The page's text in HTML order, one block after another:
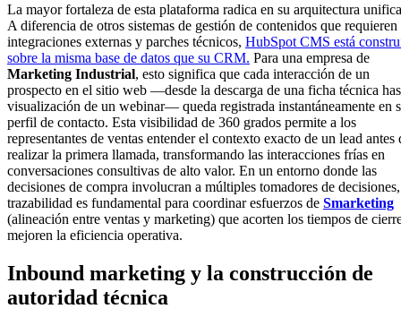
La mayor fortaleza de esta plataforma radica en su arquitectura
A diferencia de otros sistemas de gestión de contenidos que requieren
integraciones externas y parches técnicos, HubSpot CMS está
sobre la misma base de datos que su CRM. Para una empresa de
Marketing Industrial, esto significa que cada interacción de un
prospecto en el sitio web —desde la descarga de una ficha técnica
visualización de un webinar— queda registrada instantáneamente en
perfil de contacto. Esta visibilidad de 360 grados permite a los
representantes de ventas entender el contexto exacto de un lead antes
realizar la primera llamada, transformando las interacciones frías en
conversaciones consultivas de alto valor. En un entorno donde las
decisiones de compra involucran a múltiples tomadores de decisiones,
trazabilidad es fundamental para coordinar esfuerzos de Smarketing
(alineación entre ventas y marketing) que acorten los tiempos de
mejoren la eficiencia operativa.
Inbound marketing y la construcción de
autoridad técnica